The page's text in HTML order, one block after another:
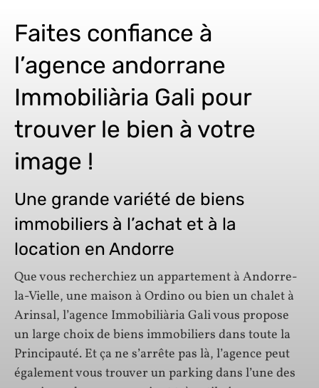
Faites confiance à
l’agence andorrane
Immobiliària Gali pour
trouver le bien à votre
image !
Une grande variété de biens
immobiliers à l’achat et à la
location en Andorre
Que vous recherchiez un appartement à Andorre-
la-Vielle, une maison à Ordino ou bien un chalet à
Arinsal, l’agence Immobiliària Gali vous propose
un large choix de biens immobiliers dans toute la
Principauté. Et ça ne s’arrête pas là, l’agence peut
également vous trouver un parking dans l’une des